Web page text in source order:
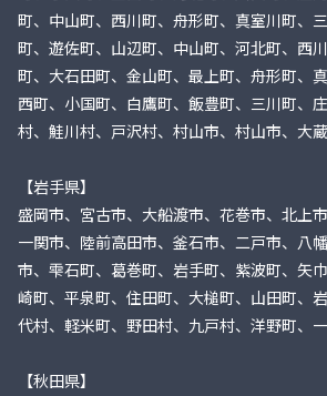
町、中山町、西川町、舟形町、真室川町、
町、遊佐町、山辺町、中山町、河北町、西
町、大石田町、金山町、最上町、舟形町、
西町、小国町、白鷹町、飯豊町、三川町、
村、鮭川村、戸沢村、村山市、村山市、大
【岩手県】
盛岡市、宮古市、大船渡市、花巻市、北上
一関市、陸前高田市、釜石市、二戸市、八
市、雫石町、葛巻町、岩手町、紫波町、矢
崎町、平泉町、住田町、大槌町、山田町、
代村、軽米町、野田村、九戸村、洋野町、
【秋田県】